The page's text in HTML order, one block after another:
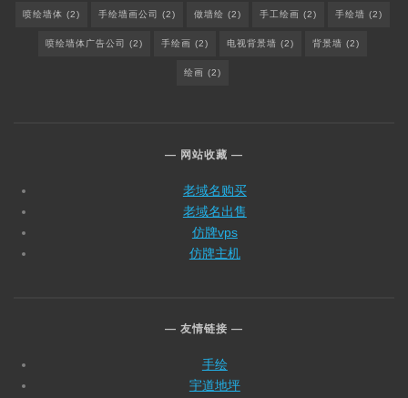
喷绘墙体 (2) 手绘墙画公司 (2) 做墙绘 (2) 手工绘画 (2) 手绘墙 (2)
喷绘墙体广告公司 (2) 手绘画 (2) 电视背景墙 (2) 背景墙 (2)
绘画 (2)
网站收藏
老域名购买
老域名出售
仿牌vps
仿牌主机
友情链接
手绘
宇道地坪